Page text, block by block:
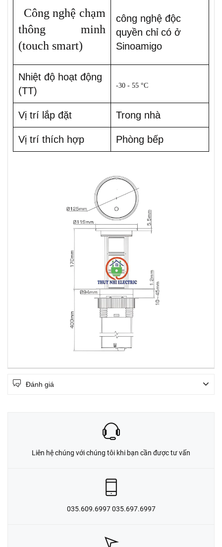
Công nghệ chạm
thông minh
(touch smart)
công nghệ độc
quyền chỉ có ở
Sinoamigo
Nhiệt độ hoạt động
(TT)
-30 - 55 °C
Vị trí lắp đặt Trong nhà
Vị trí thích hợp Phòng bếp
Đánh giá
Liên hệ chúng với chúng tôi khi bạn cần được tư vấn
035.609.6997 035.697.6997